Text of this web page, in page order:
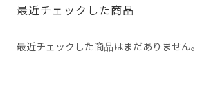
最近チェックした商品
最近チェックした商品はまだありません。